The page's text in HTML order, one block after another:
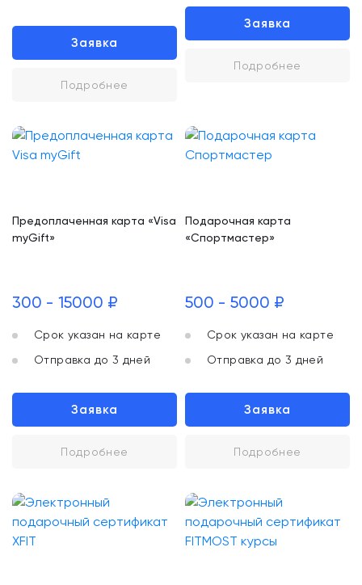
Заявка
Подробнее
Заявка
Подробнее
Предоплаченная карта «Visa
myGift»
300 - 15000 ₽
Срок указан на карте
Отправка до 3 дней
Заявка
Подробнее
Подарочная карта
«Спортмастер»
500 - 5000 ₽
Срок указан на карте
Отправка до 3 дней
Заявка
Подробнее